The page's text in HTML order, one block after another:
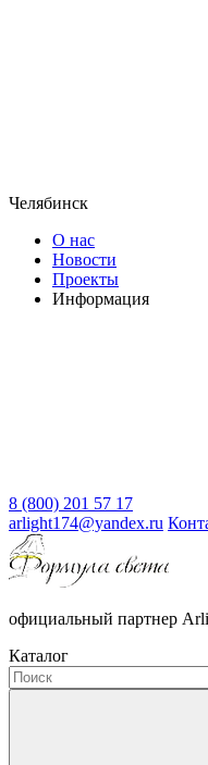
Челябинск
О нас
Новости
Проекты
Информация
8 (800) 201 57 17
arlight174@yandex.ru
официальный партнер
Каталог